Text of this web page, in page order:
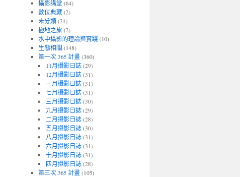
攝影講堂(64)
數位典藏(2)
未分類(21)
極地之旅(2)
水中攝影的理論與實踐(10)
生態相關 (148)
第一次 365 計畫(360)
11月攝影日誌(29)
12月攝影日誌(31)
一月攝影日誌(31)
七月攝影日誌(31)
三月攝影日誌(30)
九月攝影日誌(29)
二月攝影日誌(28)
五月攝影日誌(30)
八月攝影日誌(31)
六月攝影日誌(31)
十月攝影日誌(31)
四月攝影日誌(28)
第三次 365 計畫(105)